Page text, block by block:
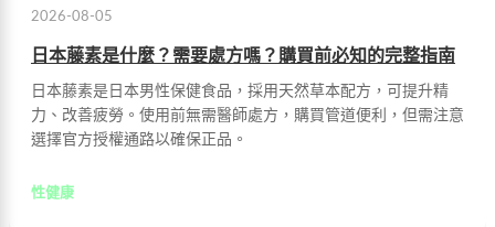
2026-08-05
日本藤素是什麼？需要處方嗎？購買前必知的完整指南
日本藤素是日本男性保健食品，採用天然草本配方，可提升精
力、改善疲勞。使用前無需醫師處方，購買管道便利，但需注意
選擇官方授權通路以確保正品。
性健康